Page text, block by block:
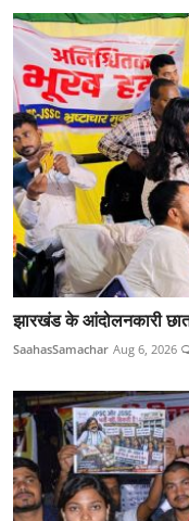
झारखंड के आंदोलनकारी
SaahasSamachar Aug 6, 2026